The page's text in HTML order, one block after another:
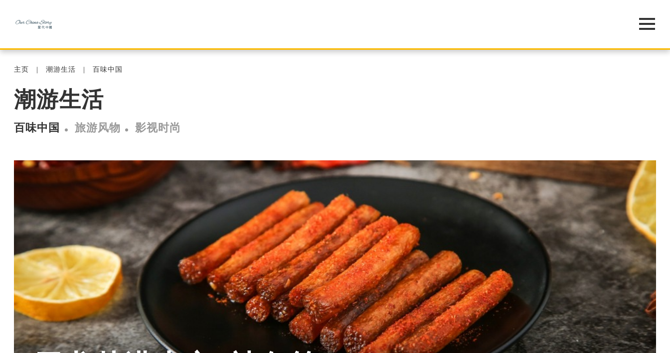
主页 潮游生活 百味中国
潮游生活
百味中国 旅游风物 影视时尚